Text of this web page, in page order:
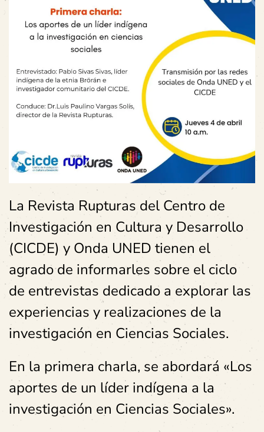
La Revista Rupturas del Centro de
Investigación en Cultura y Desarrollo
(CICDE) y Onda UNED tienen el
agrado de informarles sobre el ciclo
de entrevistas dedicado a explorar las
experiencias y realizaciones de la
investigación en Ciencias Sociales.
En la primera charla, se abordará «Los
aportes de un líder indígena a la
investigación en Ciencias Sociales».